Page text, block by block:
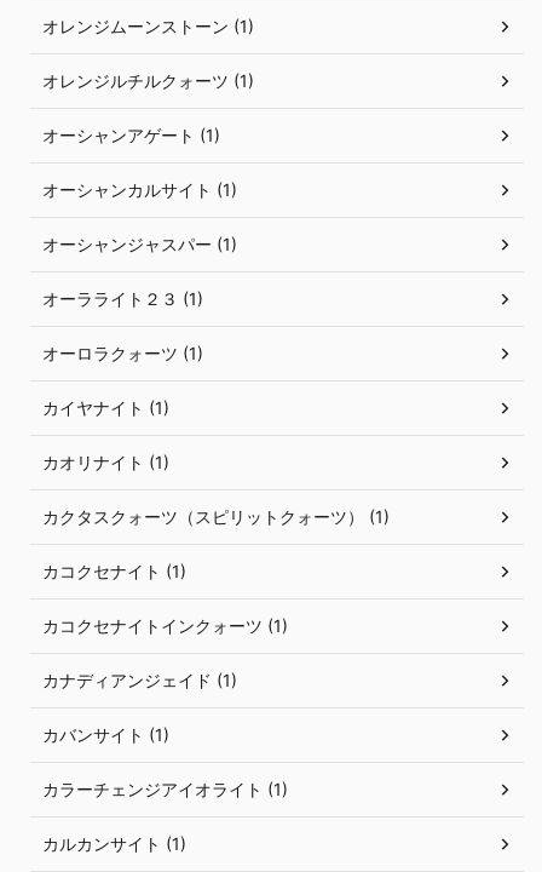
オレンジムーンストーン (1)
オレンジルチルクォーツ (1)
オーシャンアゲート (1)
オーシャンカルサイト (1)
オーシャンジャスパー (1)
オーラライト２３ (1)
オーロラクォーツ (1)
カイヤナイト (1)
カオリナイト (1)
カクタスクォーツ（スピリットクォーツ） (1)
カコクセナイト (1)
カコクセナイトインクォーツ (1)
カナディアンジェイド (1)
カバンサイト (1)
カラーチェンジアイオライト (1)
カルカンサイト (1)